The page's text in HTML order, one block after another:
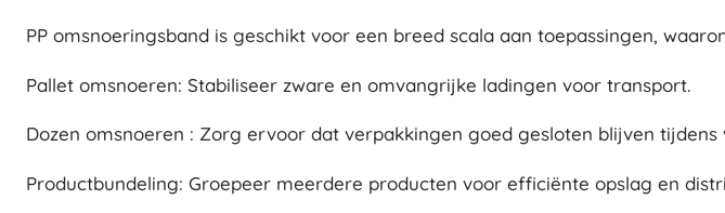
PP omsnoeringsband is geschikt voor een breed scala aan toepassingen,
Pallet omsnoeren: Stabiliseer zware en omvangrijke ladingen voor transport.
Dozen omsnoeren : Zorg ervoor dat verpakkingen goed gesloten blijven tijdens
Productbundeling: Groepeer meerdere producten voor efficiënte opslag en